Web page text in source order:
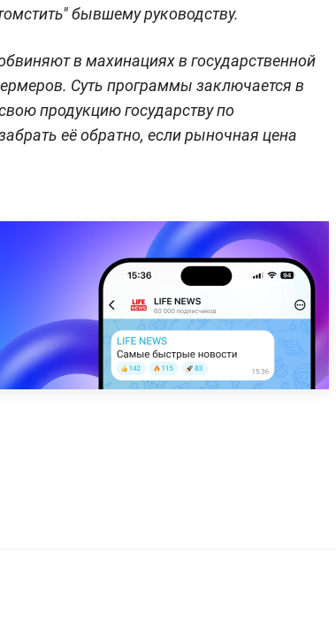
бывшему руководству.
в махинациях в государственной
Суть программы заключается в
продукцию государству по
её обратно, если рыночная цена